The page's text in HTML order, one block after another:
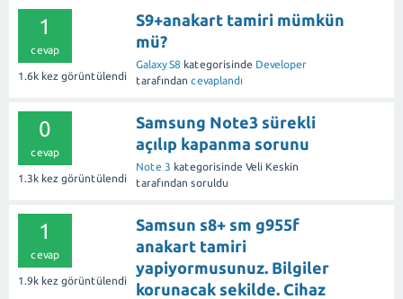
1
cevap
1.6k kez görüntülendi
S9+anakart tamiri mümkün
mü?
Galaxy S8 kategorisinde Developer
tarafından cevaplandı
0
cevap
1.3k kez görüntülendi
Samsung Note3 sürekli
açılıp kapanma sorunu
Note 3 kategorisinde Veli Keskin
tarafından soruldu
1
cevap
1.9k kez görüntülendi
Samsun s8+ sm g955f
anakart tamiri
yapiyormusunuz. Bilgiler
korunacak sekilde. Cihaz